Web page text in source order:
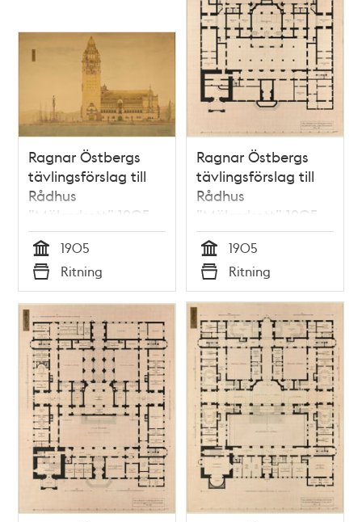
Ragnar Östbergs
tävlingsförslag till
Rådhus
”Mälardrott” 1905
(samlingspost 23
ritningar)
Tid
1905
Typ
Ritning
Ragnar Östbergs
tävlingsförslag till
Rådhus
”Mälardrott” 1905,
planritning
källarvåning
Tid
1905
Typ
Ritning